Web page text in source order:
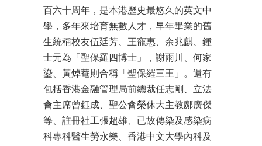
百六十周年，是本港歷史最悠久的英文中
學，多年來培育無數人才，早年畢業的舊
生統稱校友伍廷芳、王寵惠、余兆麒、鍾
士元為「聖保羅四博士」，謝雨川、何家
鎏、黃焯菴則合稱「聖保羅三王」。還有
包括香港金融管理局前總裁任志剛、立法
會主席曾鈺成、聖公會榮休大主教鄺廣傑
等、註冊社工張超雄、已故傳染及感染病
科專科醫生勞永樂、香港中文大學內科及